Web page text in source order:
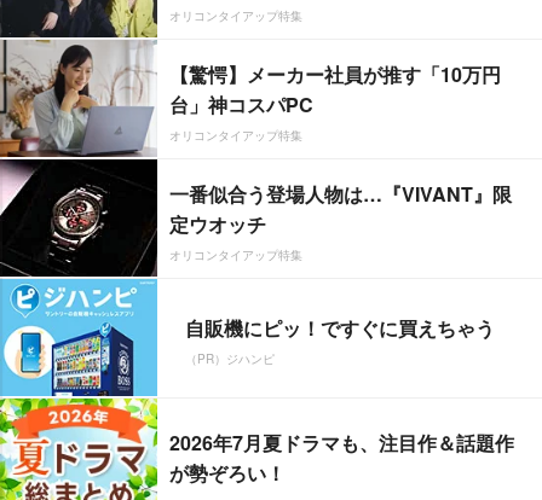
オリコンタイアップ特集
【驚愕】メーカー社員が推す「10万円
台」神コスパPC
オリコンタイアップ特集
一番似合う登場人物は…『VIVANT』限
定ウオッチ
オリコンタイアップ特集
自販機にピッ！ですぐに買えちゃう
（PR）ジハンピ
2026年7月夏ドラマも、注目作＆話題作
が勢ぞろい！